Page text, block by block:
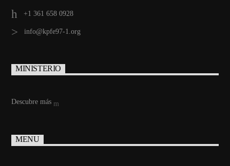
+1 361 658 0928
info@kpfe97-1.org
MINISTERIO
Descubre más
MENU